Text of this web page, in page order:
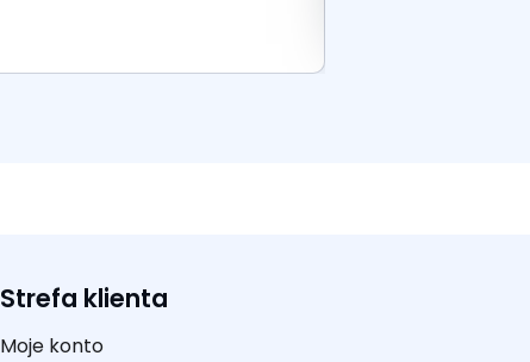
Strefa klienta
Moje konto